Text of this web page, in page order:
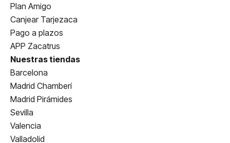
Plan Amigo
Canjear Tarjezaca
Pago a plazos
APP Zacatrus
Nuestras tiendas
Barcelona
Madrid Chamberí
Madrid Pirámides
Sevilla
Valencia
Valladolid